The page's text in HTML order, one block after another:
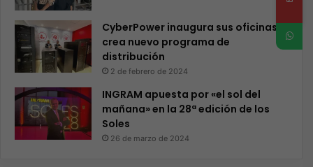
CyberPower inaugura sus oficinas y
crea nuevo programa de
distribución
2 de febrero de 2024
INGRAM apuesta por «el sol del
mañana» en la 28ª edición de los
Soles
26 de marzo de 2024